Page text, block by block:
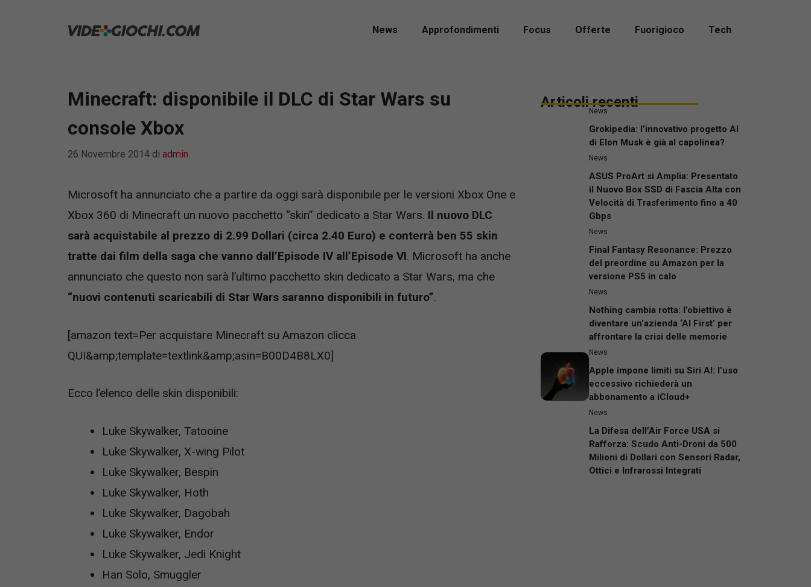
News Approfondimenti Focus Offerte Fuorigioco Tech
Minecraft: disponibile il DLC di Star Wars su
console Xbox
26 Novembre 2014 di admin
Microsoft ha annunciato che a partire da oggi sarà disponibile per le versioni Xbox One e
Xbox 360 di Minecraft un nuovo pacchetto “skin” dedicato a Star Wars. Il nuovo DLC
sarà acquistabile al prezzo di 2.99 Dollari (circa 2.40 Euro) e conterrà ben 55 skin
tratte dai film della saga che vanno dall’Episode IV all’Episode VI. Microsoft ha anche
annunciato che questo non sarà l’ultimo pacchetto skin dedicato a Star Wars, ma che
“nuovi contenuti scaricabili di Star Wars saranno disponibili in futuro”.
[amazon text=Per acquistare Minecraft su Amazon clicca
QUI&amp;template=textlink&amp;asin=B00D4B8LX0]
Ecco l’elenco delle skin disponibili:
Luke Skywalker, Tatooine
Luke Skywalker, X-wing Pilot
Luke Skywalker, Bespin
Luke Skywalker, Hoth
Luke Skywalker, Dagobah
Luke Skywalker, Endor
Luke Skywalker, Jedi Knight
Han Solo, Smuggler
Articoli recenti
News
Grokipedia: l’innovativo progetto AI
di Elon Musk è già al capolinea?
News
ASUS ProArt si Amplia: Presentato
il Nuovo Box SSD di Fascia Alta con
Velocità di Trasferimento fino a 40
Gbps
News
Final Fantasy Resonance: Prezzo
del preordine su Amazon per la
versione PS5 in calo
News
Nothing cambia rotta: l’obiettivo è
diventare un’azienda ‘AI First’ per
affrontare la crisi delle memorie
News
Apple impone limiti su Siri AI: l’uso
eccessivo richiederà un
abbonamento a iCloud+
News
La Difesa dell’Air Force USA si
Rafforza: Scudo Anti-Droni da 500
Milioni di Dollari con Sensori Radar,
Ottici e Infrarossi Integrati